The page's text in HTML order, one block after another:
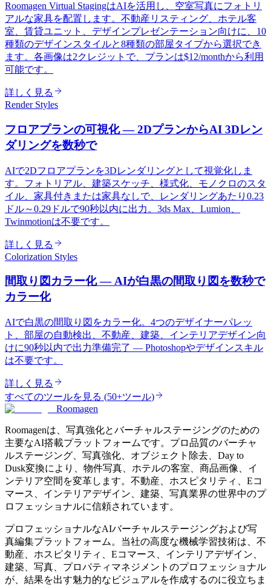
Roomagen Virtual StagingはAIを活用し、空室写真にフォトリ
アルな家具を配置します。不動産リスティング、ホテル客
室、賃貸ユニット、デザインプレゼンテーション向けに、10
種類のデザインスタイルと8種類の部屋タイプから選択でき
ます。各画像は2クレジットで、プランは$12/monthから利用
可能です。
詳しく見る
Render Styles
フロアプランの可視化 — 2DプランからAI 3Dレン
ダリングを数秒で
AIで2Dフロアプランを3Dレンダリングとして視覚化しま
す。フォトリアル、建築スケッチ、様式化、モノクロのスタ
イル、家具付きまたは家具なしで、レンダリングあたり0.23
ドル～0.29ドルで90秒以内に出力。3ds Max、Lumion、
Twinmotionは不要です。
詳しく見る
Colorization Styles
間取り図カラー化 — AIが白黒の間取り図を数秒で
カラー化
AIで白黒の間取り図をカラー化。4つのデザイナーパレッ
ト、部屋の自動検出、不動産、建築、インテリアデザイン向
けに90秒以内で出力準備完了 — Photoshopやデザインスキル
は不要です。
詳しく見る
すべてのツールを見る (50+ツール)
Roomagen
Roomagenは、写真強化とバーチャルステージングのための
主要なAI搭載プラットフォームです。プロ品質のバーチャ
ルステージング、写真強化、オブジェクト除去、Day to
Dusk変換により、物件写真、ホテルの客室、商品画像、イ
ンテリア空間を変革します。不動産、ホスピタリティ、Eコ
マース、インテリアデザイン、建築、写真業界の世界中のプ
ロフェッショナルに信頼されています。
プロフェッショナルなAIバーチャルステージングおよび写
真編集プラットフォーム。当社の高度な機械学習技術は、不
動産、ホスピタリティ、Eコマース、インテリアデザイン、
建築、写真、プロパティマネジメントのプロフェッショナル
が、結果を出す魅力的なビジュアルを作成するのに役立ちま